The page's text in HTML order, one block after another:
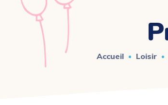
Accueil Loisir